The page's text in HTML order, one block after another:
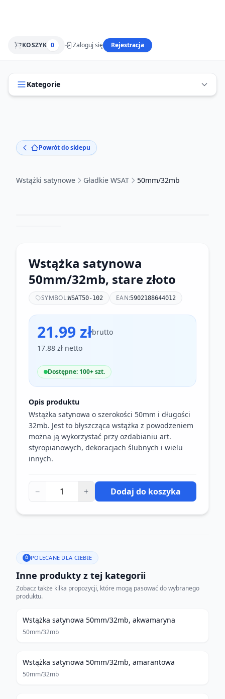
KOSZYK 0 Zaloguj się Rejestracja
Kategorie
Powrót do sklepu
Wstążki satynowe Gładkie WSAT 50mm/32mb
Wstążka satynowa
50mm/32mb, stare złoto
SYMBOL:WSAT50-102 EAN:5902188644012
21.99 złbrutto
17.88 zł netto
Dostępne: 100+ szt.
Opis produktu
Wstążka satynowa o szerokości 50mm i długości
32mb. Jest to błyszcząca wstążka z powodzeniem
można ją wykorzystać przy ozdabianiu art.
styropianowych, dekoracjach ślubnych i wielu
innych.
− + Dodaj do koszyka
POLECANE DLA CIEBIE
Inne produkty z tej kategorii
Zobacz także kilka propozycji, które mogą pasować do wybranego
produktu.
Wstążka satynowa 50mm/32mb, akwamaryna
50mm/32mb
Wstążka satynowa 50mm/32mb, amarantowa
50mm/32mb